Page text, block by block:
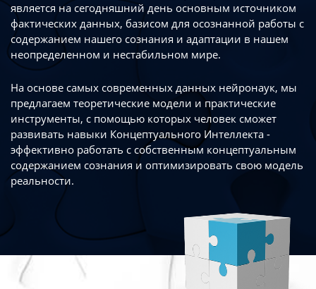
является на сегодняшний день основным источником
фактических данных, базисом для осознанной работы с
содержанием нашего сознания и адаптации в нашем
неопределенном и нестабильном мире.
На основе самых современных данных нейронаук, мы
предлагаем теоретические модели и практические
инструменты, с помощью которых человек сможет
развивать навыки Концептуального Интеллекта -
эффективно работать с собственным концептуальным
содержанием сознания и оптимизировать свою модель
реальности.